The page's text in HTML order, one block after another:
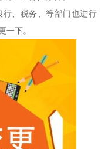
、税务、等部门也进行
一下。